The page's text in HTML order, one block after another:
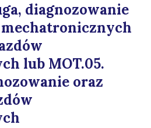
diagnozowanie
lub MOT.05.
oraz